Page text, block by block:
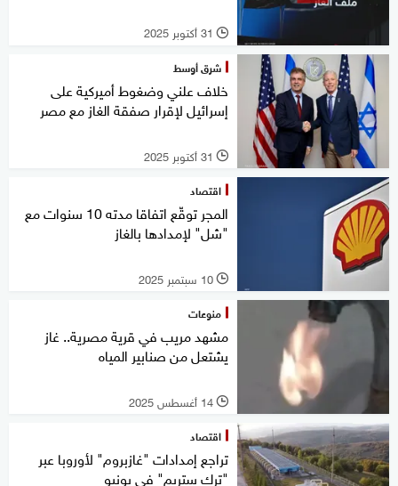
l 31 أكتوبر 2025
شرق أوسط
خلاف علني وضغوط أميركية على
إسرائيل لإقرار صفقة الغاز مع مصر
l 31 أكتوبر 2025
اقتصاد
المجر توقّع اتفاقا مدته 10 سنوات مع
"شل" لإمدادها بالغاز
l 10 سبتمبر 2025
منوعات
مشهد مريب في قرية مصرية.. غاز
يشتعل من صنابير المياه
l 14 أغسطس 2025
اقتصاد
تراجع إمدادات "غازبروم" لأوروبا عبر
"ترك ستريم" في يونيو